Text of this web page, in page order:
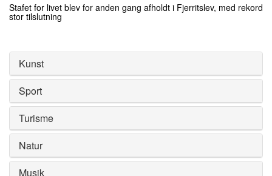
seconds
Stafet for livet blev for anden gang afholdt i Fjerritslev, med rekord
stor tilslutning
of
seconds
Kunst
Sport
Turisme
Natur
Musik